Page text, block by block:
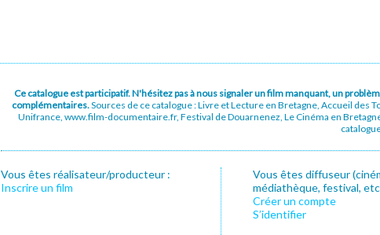
Ce catalogue est participatif. N'hésitez pas à nous signaler un film manquant, un
complémentaires.Sources de ce catalogue : Livre et Lecture en Bretagne, Accueil des
Unifrance, www.film-documentaire.fr, Festival de Douarnenez, Le Cinéma en
Vous êtes réalisateur/producteur :
Inscrire un film
Vous êtes diffuseur
médiathèque, festival,
Créer un compte
S’identifier